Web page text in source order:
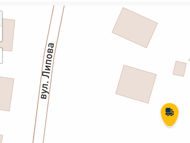
Поштові послуги:
Укрпошта Експрес/тариф
«Пріоритетний»
Укрпошта Стандарт/тариф «Базовий»
Доставка за межі України
Прийом вантажів